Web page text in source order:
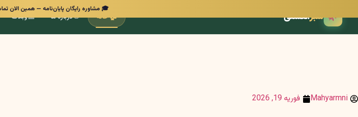
🎓 مشاوره رایگان پایان‌نامه — همین الان
🌿 سبزانگشتی 🏠خانه 👋درباره ما 📰وبلاگ
Mahyarmni فوریه 19, 2026